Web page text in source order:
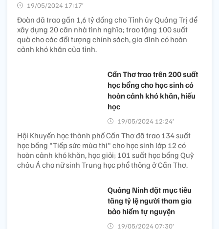
19/05/2024 17:17’
Đoàn đã trao gần 1,6 tỷ đồng cho Tỉnh ủy Quảng Trị để
xây dựng 20 căn nhà tình nghĩa; trao tặng 100 suất
quà cho các đối tượng chính sách, gia đình có hoàn
cảnh khó khăn của tỉnh.
Cần Thơ trao trên 200 suất
học bổng cho học sinh có
hoàn cảnh khó khăn, hiếu
học
19/05/2024 12:24’
Hội Khuyến học thành phố Cần Thơ đã trao 134 suất
học bổng "Tiếp sức mùa thi" cho học sinh lớp 12 có
hoàn cảnh khó khăn, học giỏi; 101 suất học bổng Quỹ
châu Á cho nữ sinh Trung học phổ thông ở Cần Thơ.
Quảng Ninh đặt mục tiêu
tăng tỷ lệ người tham gia
bảo hiểm tự nguyện
19/05/2024 07:30’